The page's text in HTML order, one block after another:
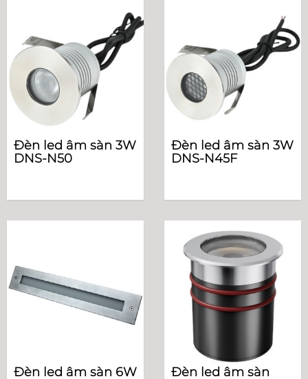
Đèn led âm sàn 3W
DNS-N50
Đèn led âm sàn 3W
DNS-N45F
Đèn led âm sàn 6W
Đèn led âm sàn